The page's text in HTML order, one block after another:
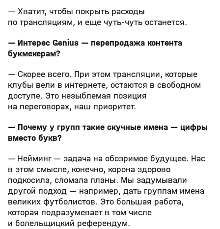
— Хватит, чтобы покрыть расходы
по трансляциям, и еще чуть-чуть останется.
— Интерес Genius — перепродажа контента
букмекерам?
— Скорее всего. При этом трансляции, которые
клубы вели в интернете, остаются в свободном
доступе. Это незыблемая позиция
на переговорах, наш приоритет.
— Почему у групп такие скучные имена — цифры
вместо букв?
— Нейминг — задача на обозримое будущее. Нас
в этом смысле, конечно, корона здорово
подкосила, сломала планы. Мы задумывали
другой подход — например, дать группам имена
великих футболистов. Это большая работа,
которая подразумевает в том числе
и болельщицкий референдум.